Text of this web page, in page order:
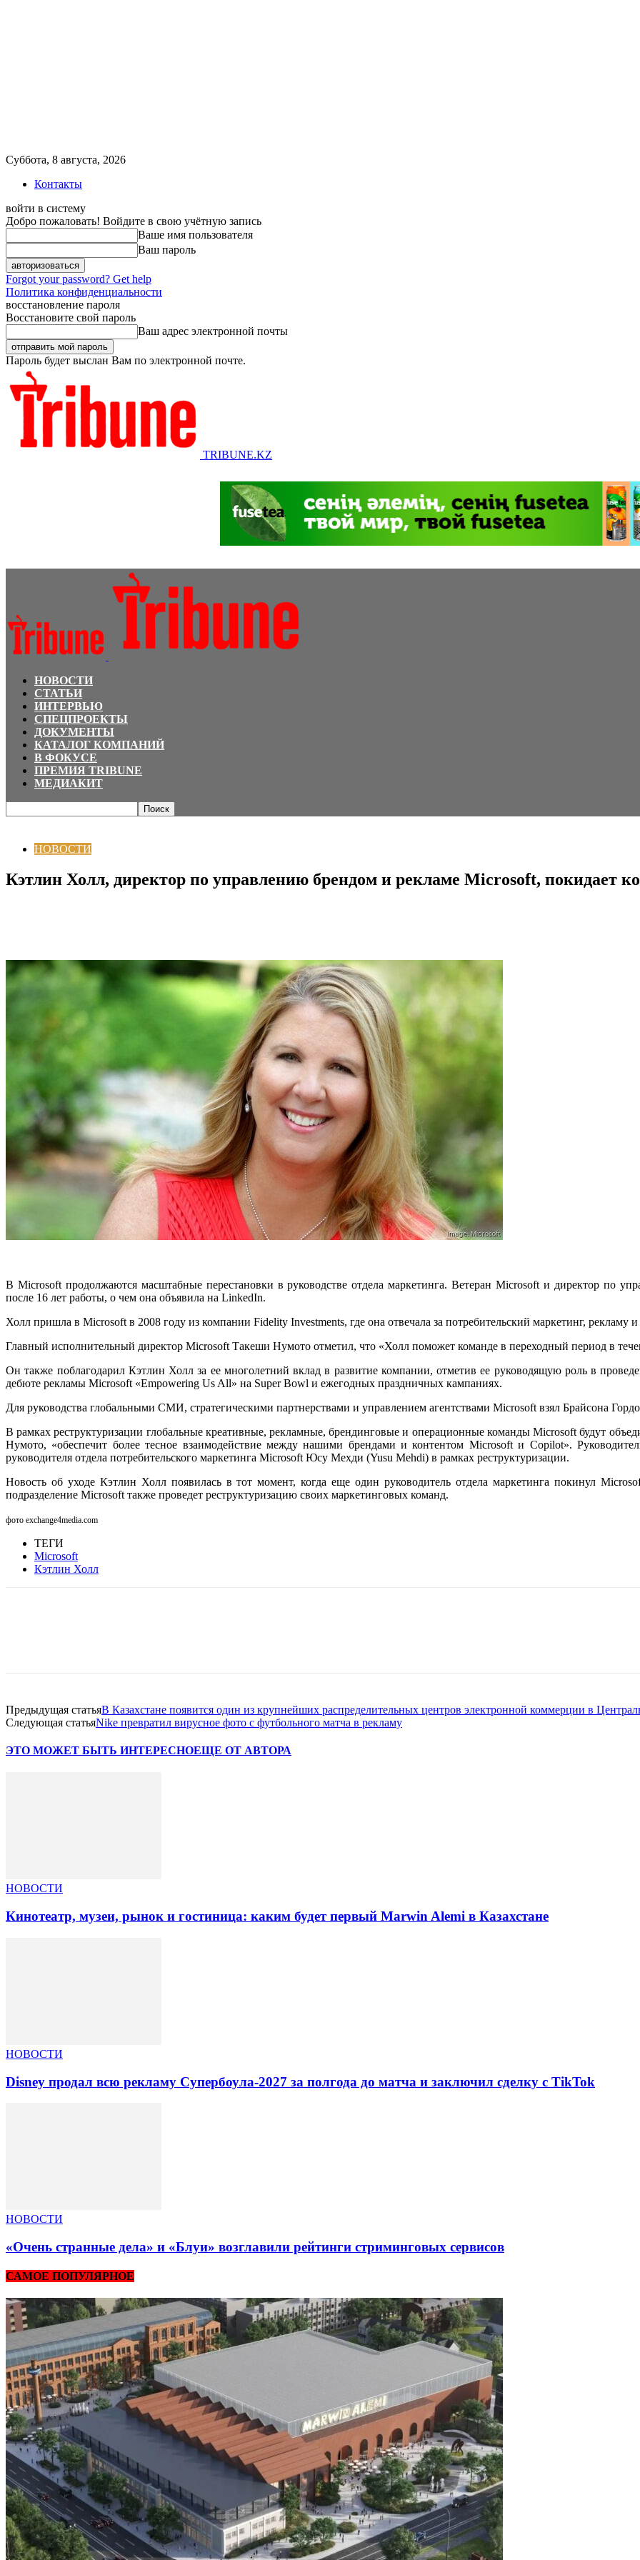
Суббота, 8 августа, 2026
Контакты
войти в систему
Добро пожаловать! Войдите в свою учётную запись
Ваше имя пользователя
Ваш пароль
Forgot your password? Get help
Политика конфиденциальности
восстановление пароля
Восстановите свой пароль
Ваш адрес электронной почты
Пароль будет выслан Вам по электронной почте.
TRIBUNE.KZ
НОВОСТИ
СТАТЬИ
ИНТЕРВЬЮ
СПЕЦПРОЕКТЫ
ДОКУМЕНТЫ
КАТАЛОГ КОМПАНИЙ
В ФОКУСЕ
ПРЕМИЯ TRIBUNE
МЕДИАКИТ
НОВОСТИ
Кэтлин Холл, директор по управлению брендом и рекламе Microsoft, покидает
В Microsoft продолжаются масштабные перестановки в руководстве отдела маркетинга. Ветеран Microsoft и директор по
после 16 лет работы, о чем она объявила на LinkedIn.
Холл пришла в Microsoft в 2008 году из компании Fidelity Investments, где она отвечала за потребительский маркетинг, рекламу и
Главный исполнительный директор Microsoft Такеши Нумото отметил, что «Холл поможет команде в переходный период в
Он также поблагодарил Кэтлин Холл за ее многолетний вклад в развитие компании, отметив ее руководящую роль в
дебюте рекламы Microsoft «Empowering Us All» на Super Bowl и ежегодных праздничных кампаниях.
Для руководства глобальными СМИ, стратегическими партнерствами и управлением агентствами Microsoft взял Брайсона
В рамках реструктуризации глобальные креативные, рекламные, брендинговые и операционные команды Microsoft будут
Нумото, «обеспечит более тесное взаимодействие между нашими брендами и контентом Microsoft и Copilot».
руководителя отдела потребительского маркетинга Microsoft Юсу Мехди (Yusu Mehdi) в рамках реструктуризации.
Новость об уходе Кэтлин Холл появилась в тот момент, когда еще один руководитель отдела маркетинга покинул
подразделение Microsoft также проведет реструктуризацию своих маркетинговых команд.
фото exchange4media.com
ТЕГИ
Microsoft
Кэтлин Холл
Предыдущая статьяВ Казахстане появится один из крупнейших распределительных центров электронной коммерции в
Следующая статьяNike превратил вирусное фото с футбольного матча в рекламу
ЭТО МОЖЕТ БЫТЬ ИНТЕРЕСНОЕЩЕ ОТ АВТОРА
НОВОСТИ
Кинотеатр, музеи, рынок и гостиница: каким будет первый Marwin Alemi в Казахстане
НОВОСТИ
Disney продал всю рекламу Супербоула-2027 за полгода до матча и заключил сделку с TikTok
НОВОСТИ
«Очень странные дела» и «Блуи» возглавили рейтинги стриминговых сервисов
САМОЕ ПОПУЛЯРНОЕ